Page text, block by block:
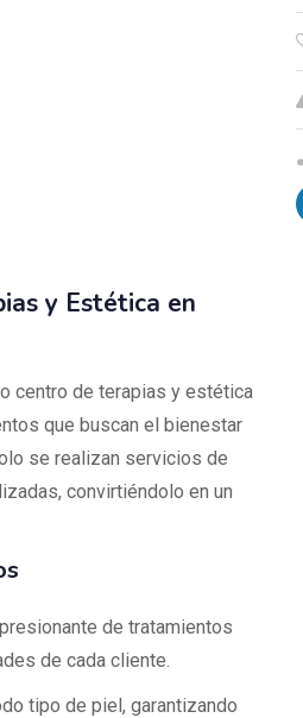
y Estética en
centro de terapias y estética
que buscan el bienestar
se realizan servicios de
convirtiéndolo en un
de tratamientos
de cada cliente.
tipo de piel, garantizando